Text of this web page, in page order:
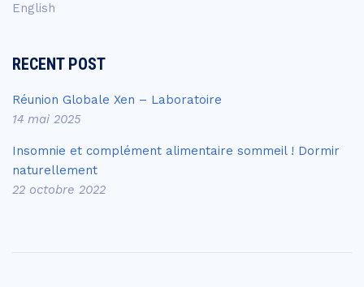
English
RECENT POST
Réunion Globale Xen – Laboratoire
14 mai 2025
Insomnie et complément alimentaire sommeil ! Dormir
naturellement
22 octobre 2022